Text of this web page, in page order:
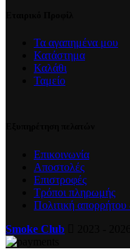
Τα αγαπημένα μου
Κατάστημα
Καλάθι
Ταμείο
Επικοινωνία
Αποστολές
Επιστροφές
Τρόποι πληρωμής
Πολιτική
Smoke Club